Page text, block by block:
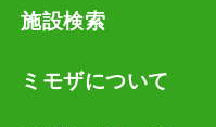
施設検索
ミモザについて